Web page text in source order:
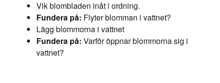
Vik blombladen inåt i ordning.
Fundera på: Flyter blomman i vattnet?
Lägg blommorna i vattnet
Fundera på: Varför öppnar blommorna sig i
vattnet?